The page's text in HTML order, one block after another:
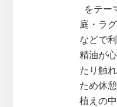
をテー
庭・ラ
などで
精油が
たり触
ため休
植えの